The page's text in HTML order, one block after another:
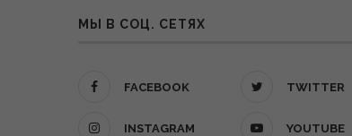
МЫ В СОЦ. СЕТЯХ
FACEBOOK TWITTER
INSTAGRAM YOUTUBE